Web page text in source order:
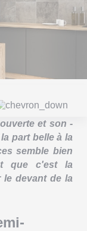
et son -
part belle à la
semble bien
que c'est la
devant de la